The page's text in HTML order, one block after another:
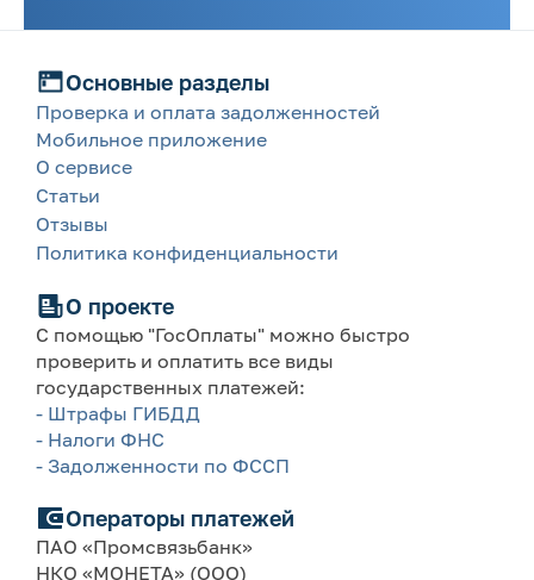
Основные разделы
Проверка и оплата задолженностей
Мобильное приложение
О сервисе
Статьи
Отзывы
Политика конфиденциальности
О проекте
С помощью "ГосОплаты" можно быстро
проверить и оплатить все виды
государственных платежей:
- Штрафы ГИБДД
- Налоги ФНС
- Задолженности по ФССП
Операторы платежей
ПАО «Промсвязьбанк»
НКО «МОНЕТА» (ООО)